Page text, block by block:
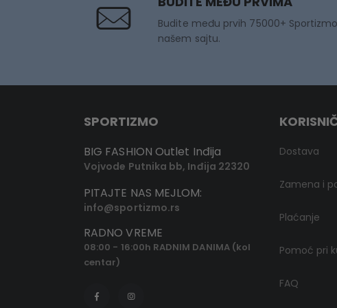
Budite među prvih 75000+
našem sajtu.
SPORTIZMO
BIG FASHION Outlet Inđija
Vojvode Putnika bb, Inđija 22320
PITAJTE NAS MEJLOM:
info@sportizmo.rs
RADNO VREME
08:00 - 16:00h RADNIM DANIMA (kol
centar)
Dostava
Zamena i
Plaćanje
Pomoć pri
FAQ